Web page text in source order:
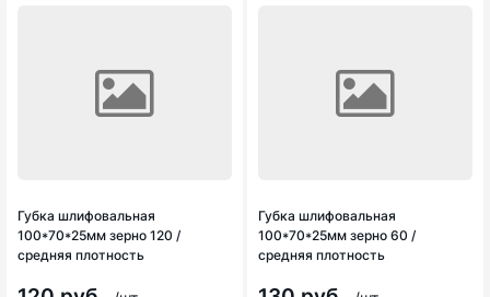
Губка шлифовальная
100*70*25мм зерно 120 /
средняя плотность
Губка шлифовальная
100*70*25мм зерно 60 /
средняя плотность